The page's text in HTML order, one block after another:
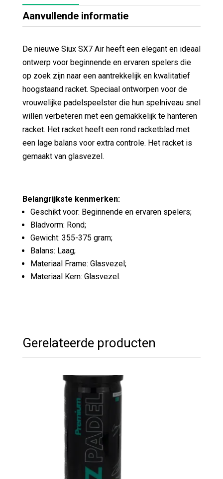
Aanvullende informatie
De nieuwe Siux SX7 Air heeft een elegant en ideaal
ontwerp voor beginnende en ervaren spelers die
op zoek zijn naar een aantrekkelijk en kwalitatief
hoogstaand racket. Speciaal ontworpen voor de
vrouwelijke padelspeelster die hun spelniveau snel
willen verbeteren met een gemakkelijk te hanteren
racket. Het racket heeft een rond racketblad met
een lage balans voor extra controle. Het racket is
gemaakt van glasvezel.
Belangrijkste kenmerken:
Geschikt voor: Beginnende en ervaren spelers;
Bladvorm: Rond;
Gewicht: 355-375 gram;
Balans: Laag;
Materiaal Frame: Glasvezel;
Materiaal Kern: Glasvezel.
Gerelateerde producten